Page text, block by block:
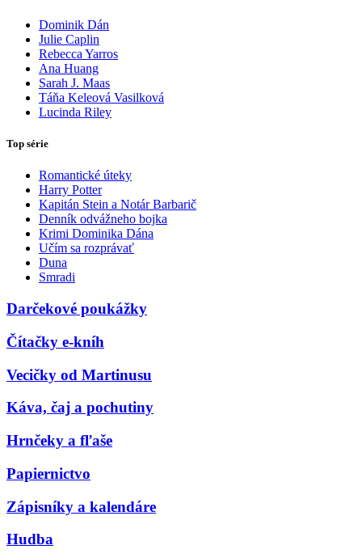
Dominik Dán
Julie Caplin
Rebecca Yarros
Ana Huang
Sarah J. Maas
Táňa Keleová Vasilková
Lucinda Riley
Top série
Romantické úteky
Harry Potter
Kapitán Stein a Notár Barbarič
Denník odvážneho bojka
Krimi Dominika Dána
Učím sa rozprávať
Duna
Smradi
Darčekové poukážky
Čítačky e-kníh
Vecičky od Martinusu
Káva, čaj a pochutiny
Hrnčeky a fľaše
Papiernictvo
Zápisníky a kalendáre
Hudba